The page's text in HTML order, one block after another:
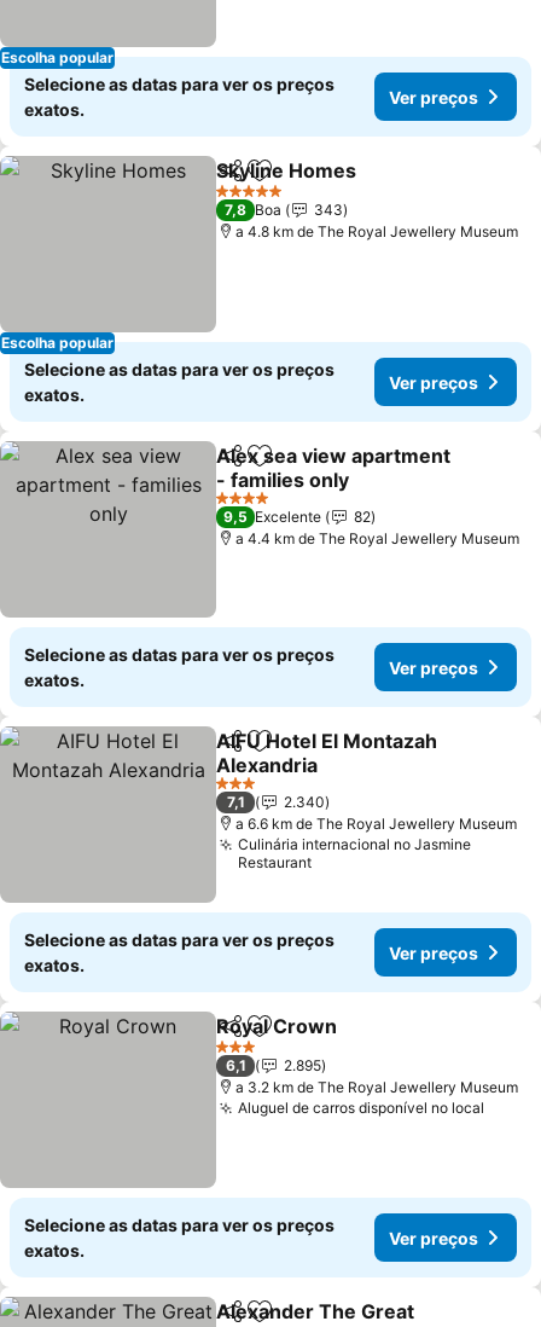
Escolha popular
Selecione as datas para ver os preços
exatos.
Ver preços
Escolha popular
PartilharAdicionar aos favoritos
Skyline Homes
5 Estrelas
7,8 Boa
343
a 4.8 km de The Royal Jewellery Museum
Selecione as datas para ver os preços
exatos.
Ver preços
PartilharAdicionar aos favoritos
Alex sea view apartment
- families only
4 Estrelas
9,5 Excelente
82
a 4.4 km de The Royal Jewellery Museum
Selecione as datas para ver os preços
exatos.
Ver preços
PartilharAdicionar aos favoritos
AIFU Hotel El Montazah
Alexandria
3 Estrelas
7,1
2.340
a 6.6 km de The Royal Jewellery Museum
Culinária internacional no Jasmine
Restaurant
Selecione as datas para ver os preços
exatos.
Ver preços
PartilharAdicionar aos favoritos
Royal Crown
3 Estrelas
6,1
2.895
a 3.2 km de The Royal Jewellery Museum
Aluguel de carros disponível no local
Selecione as datas para ver os preços
exatos.
Ver preços
Partilhar
Alexander The Great